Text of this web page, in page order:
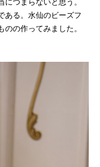
つまらないと思う。
ある。水仙のビーズフ
のの作ってみました。